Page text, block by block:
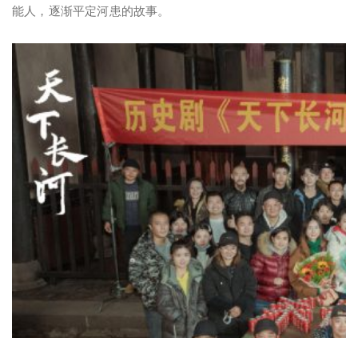
能人，逐渐平定河患的故事。